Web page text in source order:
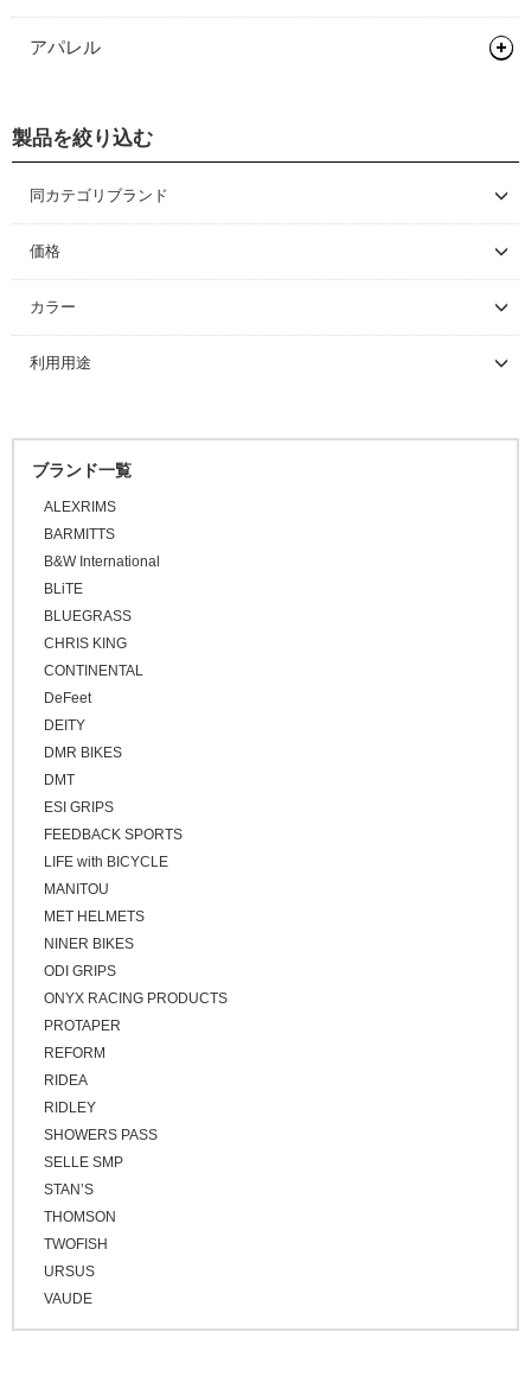
バッグ類
バイクパッキング/アクセサリー
パニアバッグ
その他バッグ
輪行袋
ハードケース
ボトル/ケージ/アダプター類
フェンダー
キャリア
ワークスタンド/ディスプレイスタンド
ワークスタンド
関連アイテム
サイクルトレーナー
関連アイテム
ケミカル
工具
プロテクター
ライト/サイクルコンピューター
アパレル
ロードバイク
マウンテンバイク/BMX
グラベルバイク/シクロクロス
トライアスロン/タイムトライアル
シューズ
ロードバイク
マウンテンバイク/BMX
シューズアクセサリー
サイクルウェア
レインウェア
サイクルウェア（ウィメンズ）
グローブ/ソックス
ソックス
アームカバー
ハンドルカバー
キャップ/ビーニー
製品を絞り込む
同カテゴリブランド
CONTINENTAL
価格
～ \5,000
\5,001 ～ 10,000
\10,001 ～ 20,000
\30,001 ～ 50,000
\50,001 ～
カラー
ブラック
オレンジ
レッド
パープル
グリーン
イエロー
ゴールド
シルバー
その他
ベージュ
ブロンズ
利用用途
マウンテンバイク
BMX
FAT BIKE
グラベルバイク
小径/折りたたみ自転車
タイムトライアル / トライアスロン
キッズバイク
シクロクロスバイク
ブランド一覧
ALEXRIMS
BARMITTS
B&W International
BLiTE
BLUEGRASS
CHRIS KING
CONTINENTAL
DeFeet
DEITY
DMR BIKES
DMT
ESI GRIPS
FEEDBACK SPORTS
LIFE with BICYCLE
MANITOU
MET HELMETS
NINER BIKES
ODI GRIPS
ONYX RACING PRODUCTS
PROTAPER
REFORM
RIDEA
RIDLEY
SHOWERS PASS
SELLE SMP
STAN’S
THOMSON
TWOFISH
URSUS
VAUDE